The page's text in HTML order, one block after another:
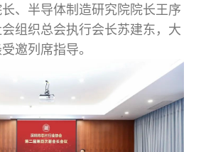
、半导体制造研究院院长王序
组织总会执行会长苏建东，大
邀列席指导。